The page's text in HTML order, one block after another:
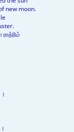
new moon.